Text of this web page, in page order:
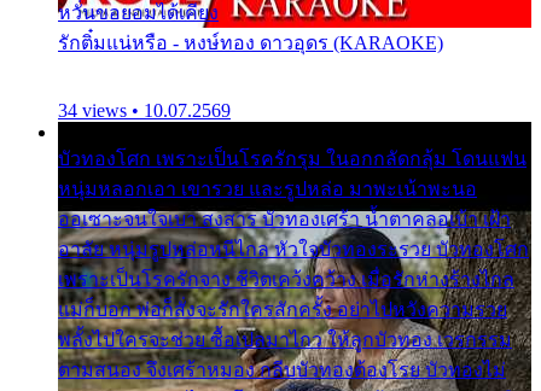
หวั่นขอยอมได้เคียง
รักติ๋มแน่หรือ - หงษ์ทอง ดาวอุดร (KARAOKE)
34 views • 10.07.2569
บัวทองโศก เพราะเป็นโรครักรุม ในอกกลัดกลุ้ม โดนแฟน
หนุ่มหลอกเอา เขารวย และรูปหล่อ มาพะเน้าพะนอ
ออเซาะจนใจเบา สงสาร บัวทองเศร้า น้ำตาคลอเบ้า เฝ้า
อาลัย หนุ่มรูปหล่อหนีไกล หัวใจบัวทองระรวย บัวทองโศก
เพราะเป็นโรครักจาง ชีวิตเคว้งคว้าง เมื่อรักห่างร้างไกล
แม่ก็บอก พ่อก็สั่งจะรักใครสักครั้ง อย่าไปหวังความรวย
พลั้งไปใครจะช่วย ซื้อเปลมาไกว ให้ลูกบัวทอง เวรกรรม
ตามสนอง จึงเศร้าหมอง กลีบบัวทองต้องโรย บัวทองไม่